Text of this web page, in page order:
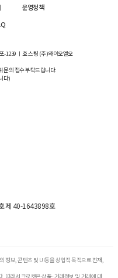
운영정책
-1239 ㅣ 호스팅 (주)와이오엘오
문의 접수 부탁드립니다.
다)
제 40-1643898호
정보, 콘텐츠 및 UI등을 상업적 목적으로 전재,